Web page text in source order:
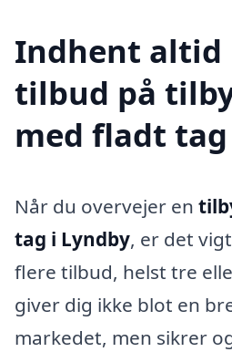
Indhent altid
tilbud på
med fladt
Når du overvejer en
tag i Lyndby, er det
flere tilbud, helst tre
giver dig ikke blot en
markedet, men sikrer